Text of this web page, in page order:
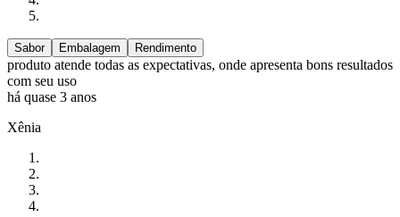
Sabor Embalagem Rendimento
produto atende todas as expectativas, onde apresenta bons resultados
com seu uso
há quase 3 anos
Xênia